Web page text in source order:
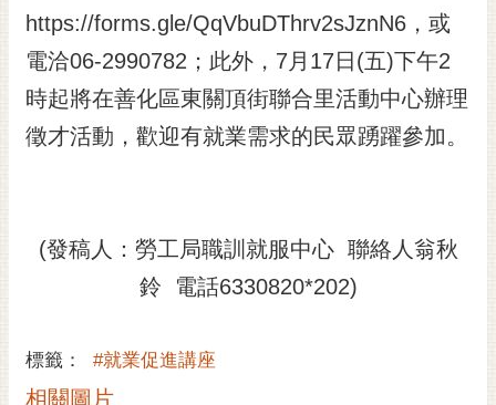
策
網
資
料
通
https://forms.gle/QqVbuDThrv2sJznN6，或
電洽06-2990782；此外，7月17日(五)下午2
時起將在善化區東關頂街聯合里活動中心辦理
徵才活動，歡迎有就業需求的民眾踴躍參加。
(發稿人：勞工局職訓就服中心 聯絡人翁秋
鈴 電話6330820*202)
標籤： #就業促進講座
相關圖片